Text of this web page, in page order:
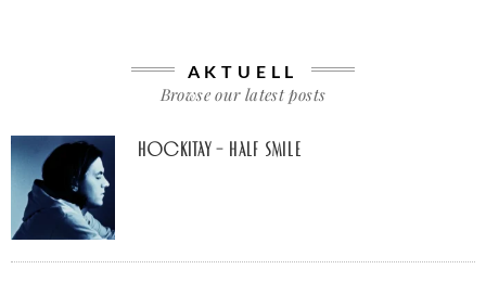
AKTUELL
Browse our latest posts
Hockitay – half smile